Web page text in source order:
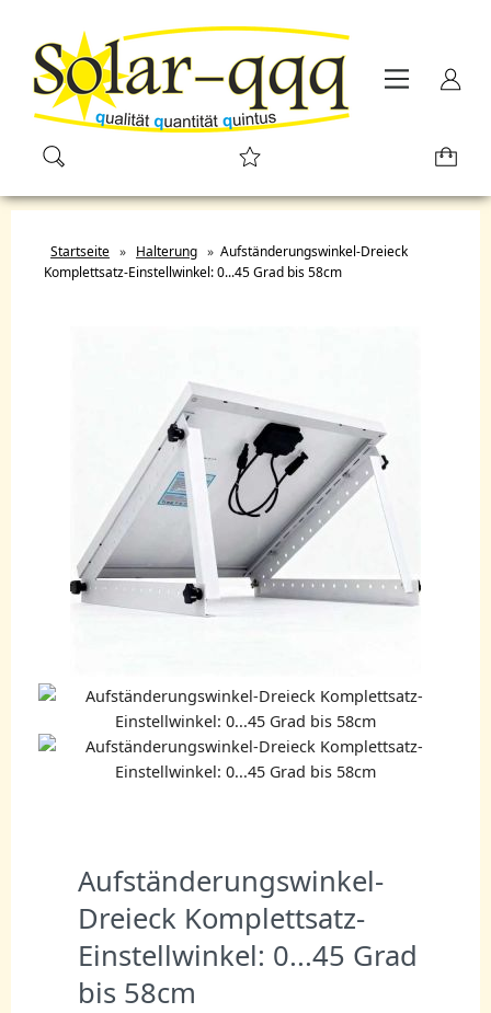
Startseite » Halterung » Aufständerungswinkel-Dreieck
Komplettsatz-Einstellwinkel: 0...45 Grad bis 58cm
Aufständerungswinkel-
Dreieck Komplettsatz-
Einstellwinkel: 0...45 Grad
bis 58cm